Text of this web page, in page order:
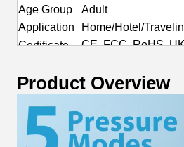
Age Group
Adult
Application
Home/Hotel/
Certificate
CE, FCC, RoHS,
Product Overview